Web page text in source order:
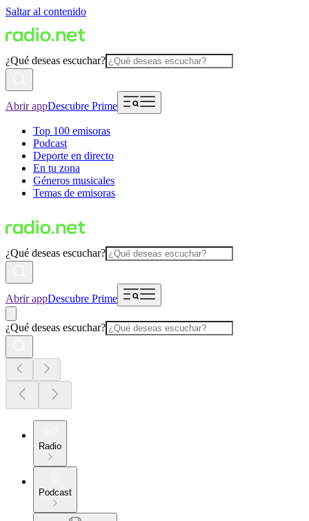
Saltar al contenido
¿Qué deseas escuchar?
Abrir appDescubre Prime
Top 100 emisoras
Podcast
Deporte en directo
En tu zona
Géneros musicales
Temas de emisoras
¿Qué deseas escuchar?
Abrir appDescubre Prime
¿Qué deseas escuchar?
Radio
Podcast